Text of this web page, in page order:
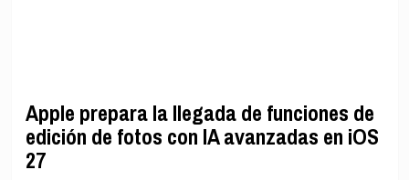
Apple prepara la llegada de funciones de
edición de fotos con IA avanzadas en iOS
27